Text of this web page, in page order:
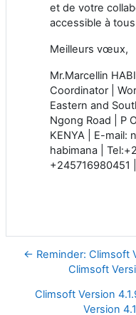
et de votre
accessible à
Meilleurs vœux,
Mr.Marcellin
Coordinator |
Eastern and
Ngong Road | P
KENYA | E-mail:
habimana |
+245716980451
← Reminder: Climsoft
Climsoft
Climsoft Version
Version